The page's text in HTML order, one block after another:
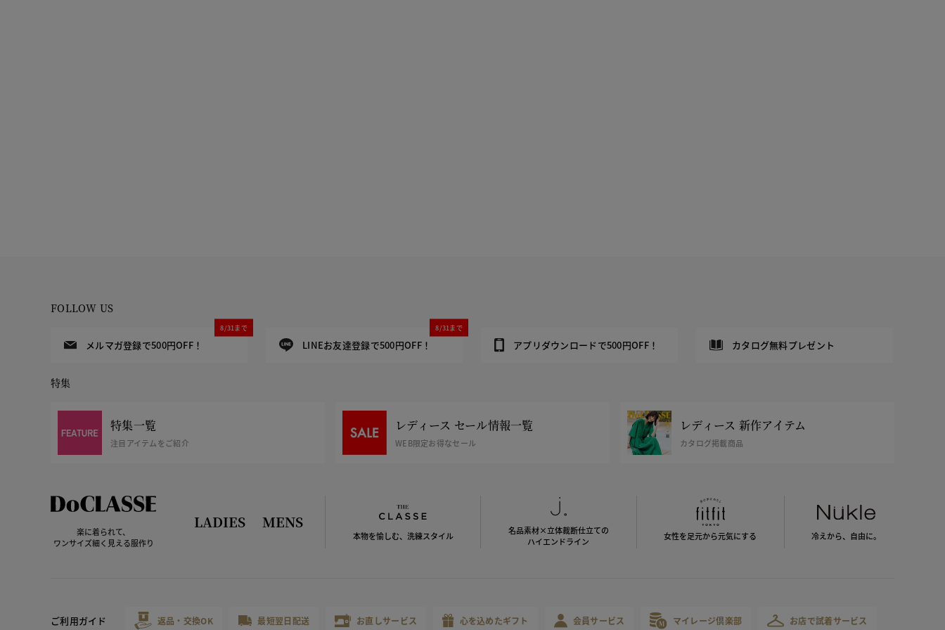
FOLLOW US
メルマガ登録で500円OFF！
8/31まで
LINEお友達登録で500円OFF！
8/31まで
アプリダウンロードで500円OFF！ カタログ無料プレゼント
特集
特集一覧
注目アイテムをご紹介
レディース セール情報一覧
WEB限定お得なセール
レディース 新作アイテム
カタログ掲載商品
楽に着られて、
ワンサイズ細く見える服作り
LADIES MENS
本物を愉しむ、洗練スタイル
名品素材×立体裁断仕立ての
ハイエンドライン
女性を足元から元気にする 冷えから、 自由に。
ご利用ガイド 返品・交換OK 最短翌日配送 お直しサービス 心を込めたギフト 会員サービス マイレージ倶楽部 お店で試着サービス